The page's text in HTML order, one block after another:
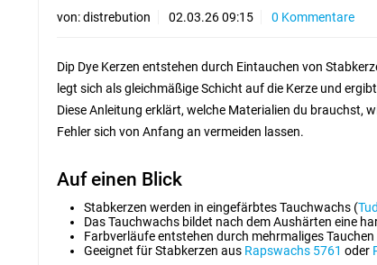
von:distrebution 02.03.26 09:15 0 Kommentare
Dip Dye Kerzen entstehen durch Eintauchen von
legt sich als gleichmäßige Schicht auf die Kerze und
Diese Anleitung erklärt, welche Materialien du brauchst,
Fehler sich von Anfang an vermeiden lassen.
Auf einen Blick
Stabkerzen werden in eingefärbtes Tauchwachs (
Das Tauchwachs bildet nach dem Aushärten eine
Farbverläufe entstehen durch mehrmaliges
Geeignet für Stabkerzen aus Rapswachs 5761 oder